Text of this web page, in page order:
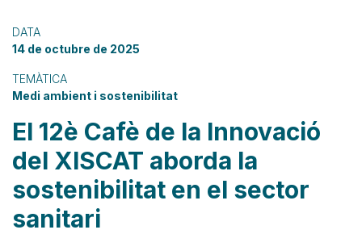
DATA
14 de octubre de 2025
TEMÀTICA
Medi ambient i sostenibilitat
El 12è Cafè de la Innovació
del XISCAT aborda la
sostenibilitat en el sector
sanitari